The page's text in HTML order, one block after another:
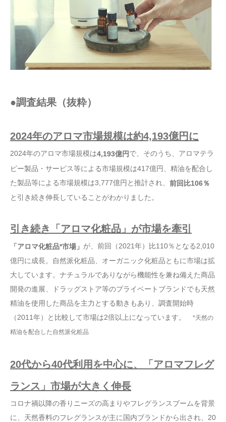
●調査結果（抜粋）
2024年のアロマ市場規模は約4,193億円に
2024年のアロマ市場規模は4,193億円で、そのうち、アロマテラ
ピー製品・サービス等による市場規模は417億円、精油を配合し
た製品等による市場規模は3,777億円と推計され、 前回比106％
と引き続き伸長していることがわかりました。
引き続き「アロマ化粧品」が市場を牽引
「アロマ化粧品*市場」 が、前回（2021年）比110％となる2,010
億円に成長。自然派化粧品、オーガニック化粧品ともに市場は拡
大しています。ナチュラルでありながら機能性を兼ね備えた商品
開発の進展、ドラッグストア等のプライベートブランドでも天然
精油を使用した商品を主力とする動きもあり、調査開始時
（2011年）と比較して市場は2倍以上になっています。 *天然の
精油を配合した自然派化粧品
20代から40代利用を中心に、「アロマフレグ
ランス」市場が大きく伸長
コロナ禍以降の香りニーズの高まりやフレグランスブームを背景
に、天然香料のフレグランスが主に国内ブランドから出され、20